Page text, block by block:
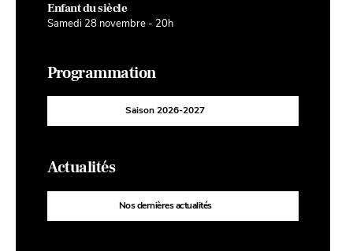
Enfant du siècle
Samedi 28 novembre - 20h
Programmation
Saison 2026-2027
Actualités
Nos dernières actualités